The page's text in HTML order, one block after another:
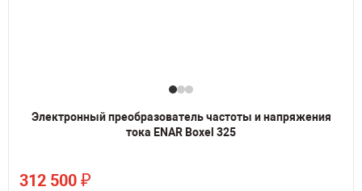
Электронный преобразователь частоты и напряжения
тока ENAR Boxel 325
312 500 ₽